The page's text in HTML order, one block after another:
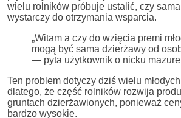
wielu rolników próbuje ustalić, czy
wystarczy do otrzymania wsparcia.
„Witam a czy do wzięcia premi
mogą być sama dzierżawy od
— pyta użytkownik o nicku
Ten problem dotyczy dziś wielu
dlatego, że część rolników rozwija
gruntach dzierżawionych, ponieważ
bardzo wysokie.